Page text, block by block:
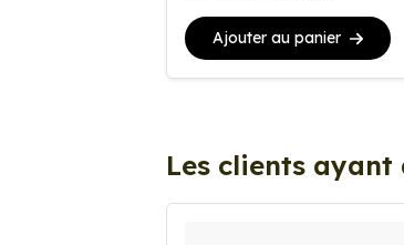
Ajouter au panier
Les clients